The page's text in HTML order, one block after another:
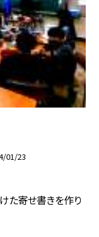
01/23
た寄せ書きを作り